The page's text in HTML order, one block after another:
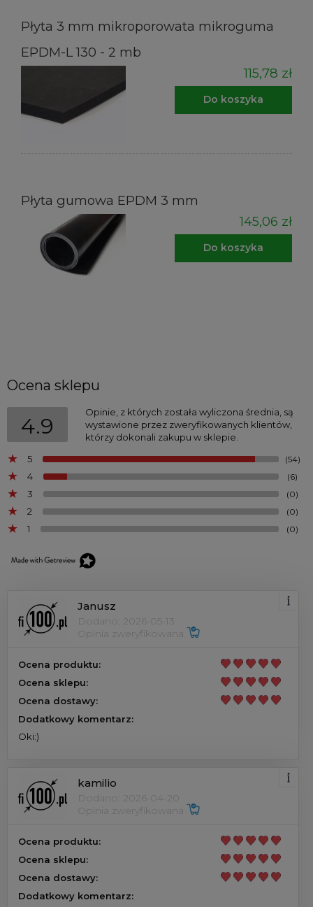
Płyta 3 mm mikroporowata mikroguma
EPDM-L 130 - 2 mb
115,78 zł
Do koszyka
Płyta gumowa EPDM 3 mm
145,06 zł
Do koszyka
Ocena sklepu
4.9
Opinie, z których została wyliczona średnia, są
wystawione przez zweryfikowanych klientów,
którzy dokonali zakupu w sklepie.
5
(54)
4 (6)
3 (0)
2 (0)
1 (0)
Janusz
Dodano: 2026-05-13
Opinia zweryfikowana
Ocena produktu:
Ocena sklepu:
Ocena dostawy:
Dodatkowy komentarz:
Oki:)
kamilio
Dodano: 2026-04-20
Opinia zweryfikowana
Ocena produktu:
Ocena sklepu:
Ocena dostawy:
Dodatkowy komentarz: